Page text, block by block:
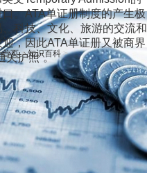
首页>知识百科>
。ATA单证册制度的产生极
科技、文化、旅游的交流和
，因此ATA单证册又被商界
关护照”。